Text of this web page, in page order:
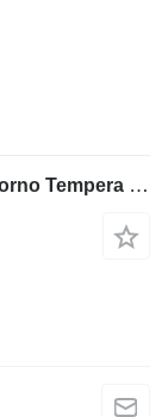
MAPPI AU 1F 1S 900 1800 O.4 R.S.A. Forno Tempera - Temperin